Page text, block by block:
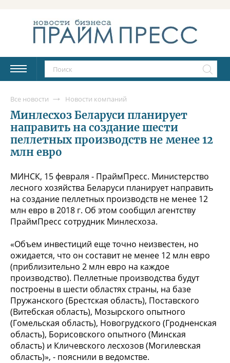
Все новости Новости компаний
Минлесхоз Беларуси планирует
направить на создание шести
пеллетных производств не менее 12
млн евро
МИНСК, 15 февраля - ПраймПресс. Министерство
лесного хозяйства Беларуси планирует направить
на создание пеллетных производств не менее 12
млн евро в 2018 г. Об этом сообщил агентству
ПраймПресс сотрудник Минлесхоза.
«Объем инвестиций еще точно неизвестен, но
ожидается, что он составит не менее 12 млн евро
(приблизительно 2 млн евро на каждое
производство). Пеллетные производства будут
построены в шести областях страны, на базе
Пружанского (Брестская область), Поставского
(Витебская область), Мозырского опытного
(Гомельская область), Новогрудского (Гродненская
область), Борисовского опытного (Минская
область) и Кличевского лесхозов (Могилевская
область)», - пояснили в ведомстве.